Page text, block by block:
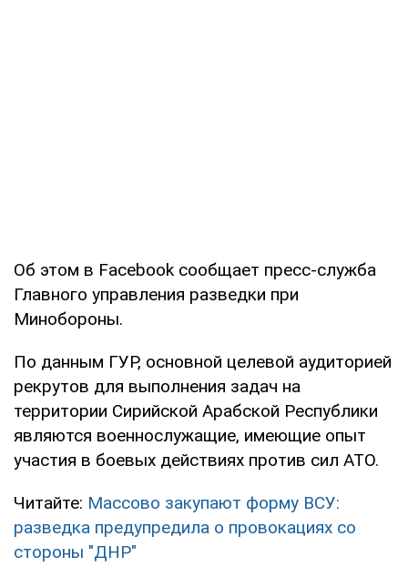
Об этом в Facebook сообщает пресс-служба
Главного управления разведки при
Минобороны.
По данным ГУР, основной целевой аудиторией
рекрутов для выполнения задач на
территории Сирийской Арабской Республики
являются военнослужащие, имеющие опыт
участия в боевых действиях против сил АТО.
Читайте: Массово закупают форму ВСУ:
разведка предупредила о провокациях со
стороны "ДНР"